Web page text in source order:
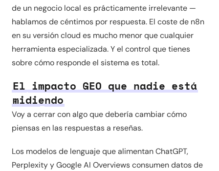
de un negocio local es prácticamente irrelevante —
hablamos de céntimos por respuesta. El coste de n8n
en su versión cloud es mucho menor que cualquier
herramienta especializada. Y el control que tienes
sobre cómo responde el sistema es total.
El impacto GEO que nadie está
midiendo
Voy a cerrar con algo que debería cambiar cómo
piensas en las respuestas a reseñas.
Los modelos de lenguaje que alimentan ChatGPT,
Perplexity y Google AI Overviews consumen datos de